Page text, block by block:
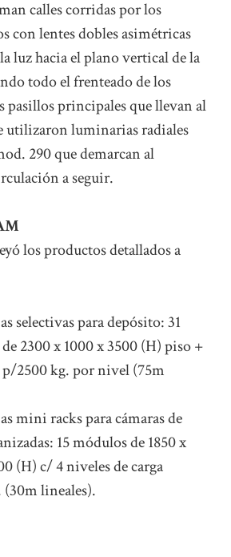
calles corridas por los
con lentes dobles asimétricas
luz hacia el plano vertical de la
todo el frenteado de los
pasillos principales que llevan al
utilizaron luminarias radiales
290 que demarcan al
a seguir.
los productos detallados a
selectivas para depósito: 31
2300 x 1000 x 3500 (H) piso +
p/2500 kg. por nivel (75m
mini racks para cámaras de
15 módulos de 1850 x
(H) c/ 4 niveles de carga
lineales).